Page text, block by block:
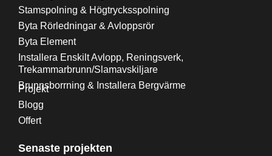
Stamspolning & Högtrycksspolning
Byta Rörledningar & Avloppsrör
Byta Element
Installera Enskilt Avlopp, Reningsverk,
Trekammarbrunn/Slamavskiljare
Brunnsborrning & Installera Bergvärme
Projekt
Blogg
Offert
Senaste projekten